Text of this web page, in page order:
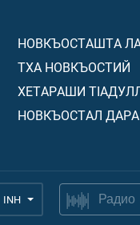
НОВКЪОСТАШТА
ТХА НОВКЪОСТИЙ
ХЕТАРАШИ
НОВКЪОСТАЛ
INH Радио